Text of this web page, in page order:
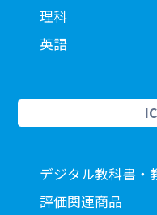
理科
英語
デジタル教科書・
評価関連商品